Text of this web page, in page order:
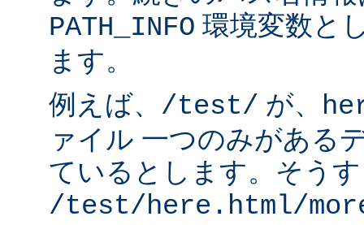
PATH_INFO 環境変数と
ます。
例えば、 /test/ が、
ァイル 一つのみがある
ているとします。そう
/test/here.html/